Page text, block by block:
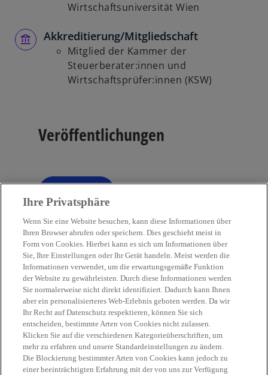
Wirtschaftsuniversität Wien
Akkreditierung/Mitgliedschaft
Mitglied der Kammer der
Steuerberater:innen und
Wirtschaftsprüfer:innen (KSW)
Veröffentlichungen
Kontakt
Aktuelles
Karriere
w
w
w
w
w
Ihre Privatsphäre
Wenn Sie eine Website besuchen, kann diese Informationen über
Ihren Browser abrufen oder speichern. Dies geschieht meist in
Form von Cookies. Hierbei kann es sich um Informationen über
Sie, Ihre Einstellungen oder Ihr Gerät handeln. Meist werden die
Informationen verwendet, um die erwartungsgemäße Funktion
der Website zu gewährleisten. Durch diese Informationen werden
Sie normalerweise nicht direkt identifiziert. Dadurch kann Ihnen
aber ein personalisierteres Web-Erlebnis geboten werden. Da wir
Ihr Recht auf Datenschutz respektieren, können Sie sich
entscheiden, bestimmte Arten von Cookies nicht zulassen.
Klicken Sie auf die verschiedenen Kategorieüberschriften, um
mehr zu erfahren und unsere Standardeinstellungen zu ändern.
Die Blockierung bestimmter Arten von Cookies kann jedoch zu
einer beeinträchtigten Erfahrung mit der von uns zur Verfügung